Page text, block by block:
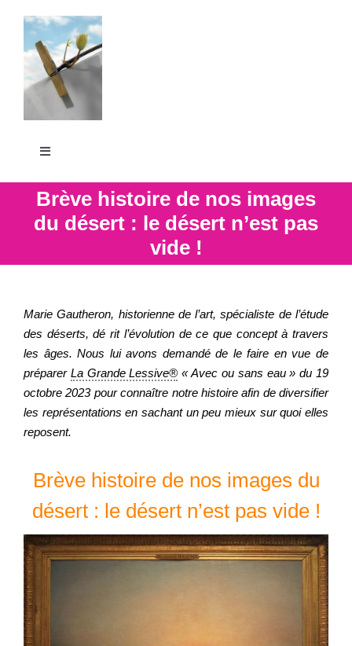
contenu
Toggle
La Grande Lessive
Partager
Regarder
Nous contacter
Brève histoire de nos images
du désert : le désert n’est pas
vide !
Marie Gautheron, historienne de l’art, spécialiste de l’étude
des déserts, dé rit l’évolution de ce que concept à travers
les âges. Nous lui avons demandé de le faire en vue de
préparer La Grande Lessive® « Avec ou sans eau » du 19
octobre 2023 pour connaître notre histoire afin de diversifier
les représentations en sachant un peu mieux sur quoi elles
reposent.
Brève histoire de nos images du
désert : le désert n’est pas vide !